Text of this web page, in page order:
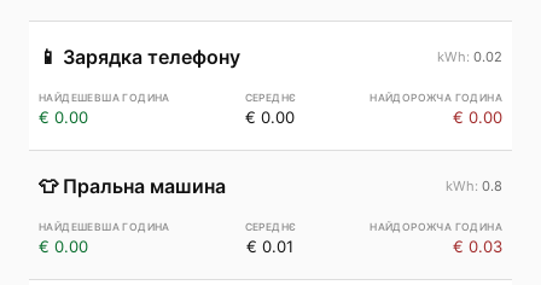
📱 Зарядка телефону 0.02
€ 0.00 € 0.00 € 0.00
👕 Пральна машина 0.8
€ 0.00 € 0.01 € 0.03